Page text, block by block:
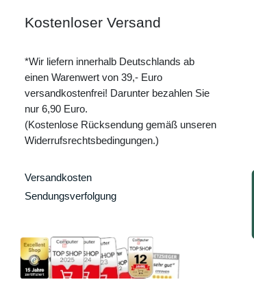
Kostenloser Versand
*Wir liefern innerhalb Deutschlands ab
einen Warenwert von 39,- Euro
versandkostenfrei! Darunter bezahlen Sie
nur 6,90 Euro.
(Kostenlose Rücksendung gemäß unseren
Widerrufsrechtsbedingungen.)
Versandkosten
Sendungsverfolgung